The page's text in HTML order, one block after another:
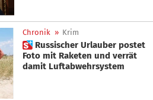
Chronik » Krim
 Russischer Urlauber postet
Foto mit Raketen und verrät
damit Luftabwehrsystem